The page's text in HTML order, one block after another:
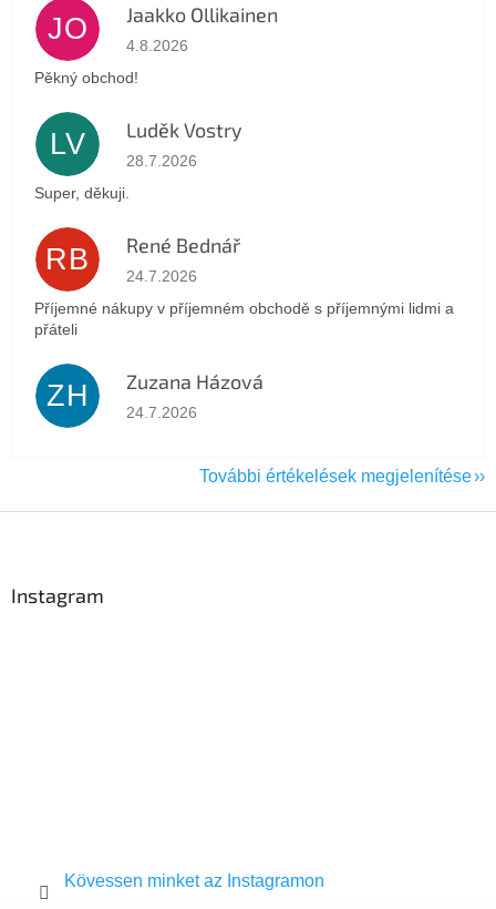
JO Jaakko Ollikainen
Az áruház értékelése 5-ből 5 csillag.
4.8.2026
Pěkný obchod!
LV Luděk Vostry
Az áruház értékelése 5-ből 5 csillag.
28.7.2026
Super, děkuji.
RB René Bednář
Az áruház értékelése 5-ből 5 csillag.
24.7.2026
Příjemné nákupy v příjemném obchodě s příjemnými lidmi a
přáteli
ZH Zuzana Házová
Az áruház értékelése 5-ből 5 csillag.
24.7.2026
További értékelések megjelenítése
Instagram
Kövessen minket az Instagramon